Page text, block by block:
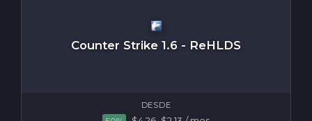
Counter Strike 1.6 - ReHLDS
DESDE